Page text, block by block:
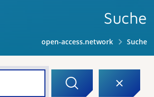
Suche
open-access.network Suche